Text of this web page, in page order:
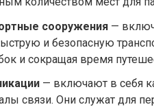
сооружения —
и безопасную
и сокращая время
— включают в себя
связи. Они служат для